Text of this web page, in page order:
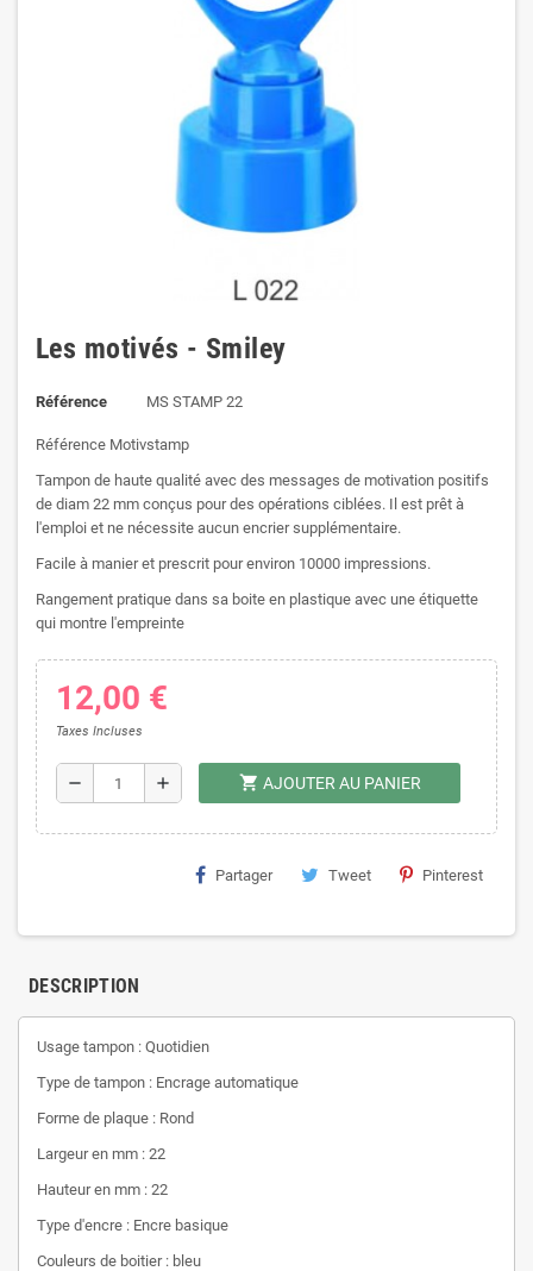
Les motivés - Smiley
Référence MS STAMP 22
Référence Motivstamp
Tampon de haute qualité avec des messages de motivation positifs
de diam 22 mm conçus pour des opérations ciblées. Il est prêt à
l'emploi et ne nécessite aucun encrier supplémentaire.
Facile à manier et prescrit pour environ 10000 impressions.
Rangement pratique dans sa boite en plastique avec une étiquette
qui montre l'empreinte
12,00 €
Taxes Incluses
remove add shopping_cart AJOUTER AU PANIER
Partager Tweet Pinterest
DESCRIPTION
Usage tampon : Quotidien
Type de tampon : Encrage automatique
Forme de plaque : Rond
Largeur en mm : 22
Hauteur en mm : 22
Type d'encre : Encre basique
Couleurs de boitier : bleu